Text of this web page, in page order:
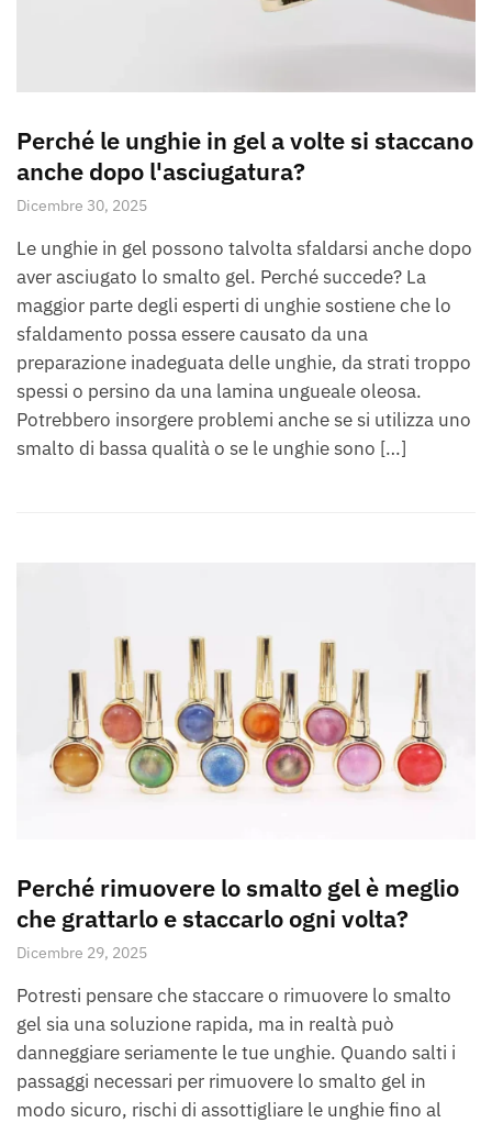
Perché le unghie in gel a volte si staccano
anche dopo l'asciugatura?
Dicembre 30, 2025
Le unghie in gel possono talvolta sfaldarsi anche dopo
aver asciugato lo smalto gel. Perché succede? La
maggior parte degli esperti di unghie sostiene che lo
sfaldamento possa essere causato da una
preparazione inadeguata delle unghie, da strati troppo
spessi o persino da una lamina ungueale oleosa.
Potrebbero insorgere problemi anche se si utilizza uno
smalto di bassa qualità o se le unghie sono […]
Perché rimuovere lo smalto gel è meglio
che grattarlo e staccarlo ogni volta?
Dicembre 29, 2025
Potresti pensare che staccare o rimuovere lo smalto
gel sia una soluzione rapida, ma in realtà può
danneggiare seriamente le tue unghie. Quando salti i
passaggi necessari per rimuovere lo smalto gel in
modo sicuro, rischi di assottigliare le unghie fino al